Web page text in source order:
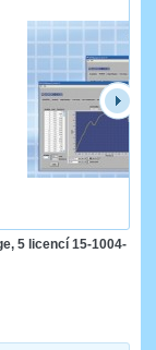
5 licencí 15-1004-